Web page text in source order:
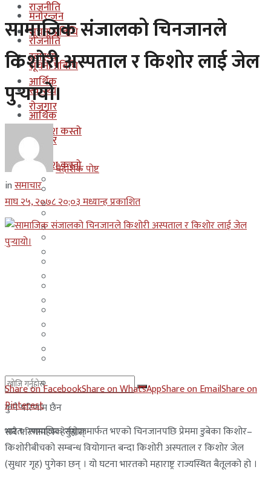
राजनीति
सूचना प्रबिधि
स्वास्थ्य
आर्थिक
रोजगार
कुन देश कस्तो
इजरायल
कुवेत
दक्षिण कोरीया
कुनै परिणाम छैन
सबै परिणामहरू हेर्नुहोस्
मनोरन्जन
राजनीति
सूचना प्रबिधि
स्वास्थ्य
आर्थिक
रोजगार
कुन देश कस्तो
साउदी अरब
सामाजिक संजालको चिनजानले
किशोरी अस्पताल र किशोर लाई जेल
पुर्‍यायो।
बैदेशिक पोष्ट
inसमाचार
माघ २५, २०७८ २०;०३ मध्यान्ह प्रकाशित
Share on FacebookShare on WhatsAppShare on EmailShare on
Pinterest
भारत- सामाजिक सञ्जालमार्फत भएको चिनजानपछि प्रेममा डुबेका किशोर–
किशोरीबीचको सम्बन्ध वियोगान्त बन्दा किशोरी अस्पताल र किशोर जेल
(सुधार गृह) पुगेका छन् । यो घटना भारतको महाराष्ट्र राज्यस्थित बैतूलको हो ।